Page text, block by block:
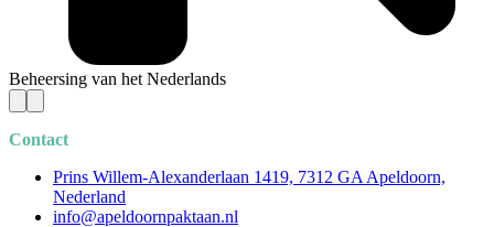
Beheersing van het Nederlands
Contact
Prins Willem-Alexanderlaan 1419, 7312 GA Apeldoorn,
Nederland
info@apeldoornpaktaan.nl